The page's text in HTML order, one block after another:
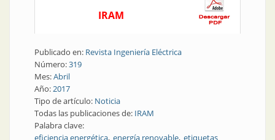
IRAM
Publicado en: Revista Ingeniería Eléctrica
Número:319
Mes:Abril
Año:2017
Tipo de artículo: Noticia
Todas las publicaciones de: IRAM
Palabra clave:
eficiencia energética energía renovable etiquetas